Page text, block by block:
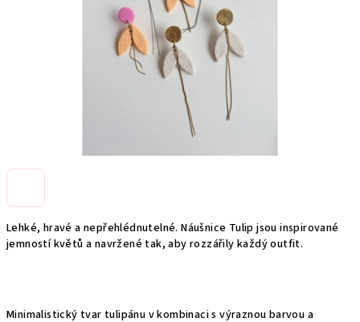
Lehké, hravé a nepřehlédnutelné. Náušnice Tulip jsou inspirované
jemností květů a navržené tak, aby rozzářily každý outfit.
Minimalistický tvar tulipánu v kombinaci s výraznou barvou a